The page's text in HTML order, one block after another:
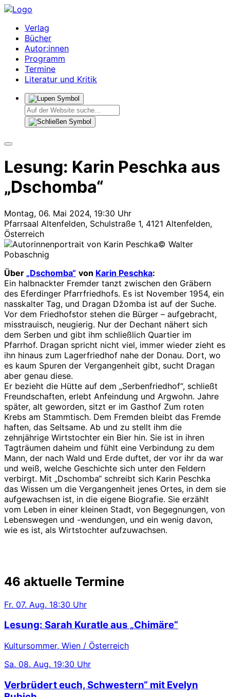
Verlag
Bücher
Autor:innen
Programm
Termine
Literatur und Kritik
Lesung: Karin Peschka aus
„Dschomba“
Montag, 06. Mai 2024, 19:30 Uhr
Pfarrsaal Altenfelden, Schulstraße 1, 4121 Altenfelden,
Österreich
© Walter
Pobaschnig
Über „Dschomba“ von Karin Peschka:
Ein halbnackter Fremder tanzt zwischen den Gräbern
des Eferdinger Pfarrfriedhofs. Es ist November 1954, ein
nasskalter Tag, und Dragan Džomba ist auf der Suche.
Vor dem Friedhofstor stehen die Bürger – aufgebracht,
misstrauisch, neugierig. Nur der Dechant nähert sich
dem Serben und gibt ihm schließlich Quartier im
Pfarrhof. Dragan spricht nicht viel, immer wieder zieht es
ihn hinaus zum Lagerfriedhof nahe der Donau. Dort, wo
es kaum Spuren der Vergangenheit gibt, sucht Dragan
aber genau diese.
Er bezieht die Hütte auf dem „Serbenfriedhof“, schließt
Freundschaften, erlebt Anfeindung und Argwohn. Jahre
später, alt geworden, sitzt er im Gasthof Zum roten
Krebs am Stammtisch. Dem Fremden bleibt das Fremde
haften, das Seltsame. Ab und zu stellt ihm die
zehnjährige Wirtstochter ein Bier hin. Sie ist in ihren
Tagträumen daheim und fühlt eine Verbindung zu dem
Mann, der nach Wald und Erde duftet, der vor ihr da war
und weiß, welche Geschichte sich unter den Feldern
verbirgt. Mit „Dschomba“ schreibt sich Karin Peschka
das Wissen um die Vergangenheit jenes Ortes, in dem sie
aufgewachsen ist, in die eigene Biografie. Sie erzählt
vom Leben in einer kleinen Stadt, von Begegnungen, von
Lebenswegen und -wendungen, und ein wenig davon,
wie es ist, als Wirtstochter aufzuwachsen.
46 aktuelle Termine
Fr. 07. Aug. 18:30 Uhr
Lesung: Sarah Kuratle aus „Chimäre“
Kultursommer, Wien / Österreich
Sa. 08. Aug. 19:30 Uhr
Verbrüdert euch, Schwestern“ mit Evelyn